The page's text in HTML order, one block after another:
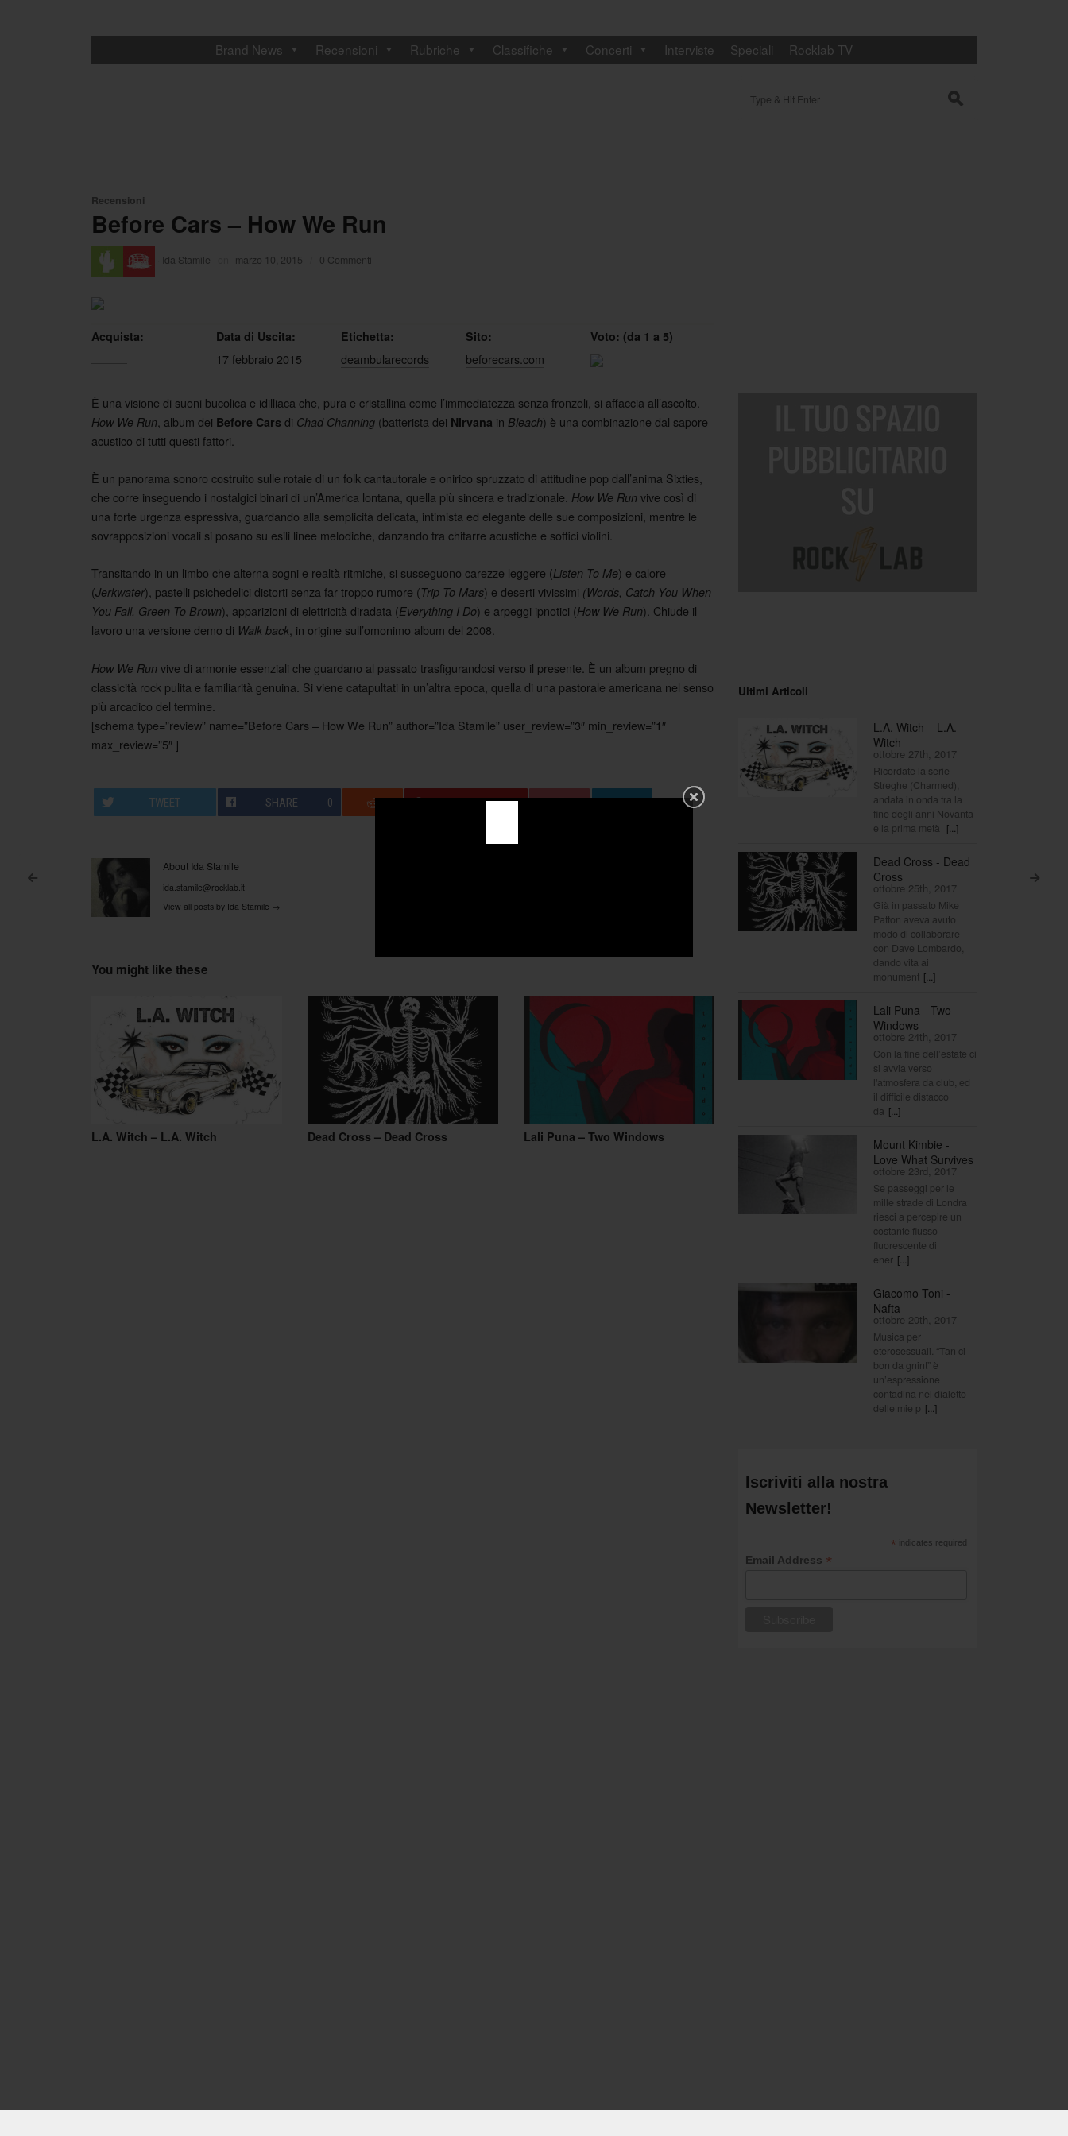
Brand News Recensioni Rubriche Classifiche Concerti Interviste Speciali Rocklab TV
Post navigation
< >
Recensioni
Before Cars – How We Run
Ida Stamile marzo 10, 2015 0 Commenti
Acquista: Data di Uscita: Etichetta: Sito: Voto: (da 1 a 5)
17 febbraio 2015 deambularecords beforecars.com
È una visione di suoni bucolica e idilliaca che, pura e cristallina come l’immediatezza senza fronzoli, si affaccia all’ascolto.
How We Run, album dei Before Cars di Chad Channing (batterista dei Nirvana in Bleach) è una combinazione dal sapore
acustico di tutti questi fattori.
È un panorama sonoro costruito sulle rotaie di un folk cantautorale e onirico spruzzato di attitudine pop dall’anima Sixties,
che corre inseguendo i nostalgici binari di un’America lontana, quella più sincera e tradizionale. How We Run vive così di
una forte urgenza espressiva, guardando alla semplicità delicata, intimista ed elegante delle sue composizioni, mentre le
sovrapposizioni vocali si posano su esili linee melodiche, danzando tra chitarre acustiche e soffici violini.
Transitando in un limbo che alterna sogni e realtà ritmiche, si susseguono carezze leggere (Listen To Me) e calore
(Jerkwater), pastelli psichedelici distorti senza far troppo rumore (Trip To Mars) e deserti vivissimi (Words, Catch You When
You Fall, Green To Brown), apparizioni di elettricità diradata (Everything I Do) e arpeggi ipnotici (How We Run). Chiude il
lavoro una versione demo di Walk back, in origine sull’omonimo album del 2008.
How We Run vive di armonie essenziali che guardano al passato trasfigurandosi verso il presente. È un album pregno di
classicità rock pulita e familiarità genuina. Si viene catapultati in un’altra epoca, quella di una pastorale americana nel senso
più arcadico del termine.
[schema type=”review” name=”Before Cars – How We Run” author=”Ida Stamile” user_review=”3″ min_review=”1″
max_review=”5″ ]
TWEET SHARE 0 +1
About Ida Stamile
ida.stamile@rocklab.it
View all posts by Ida Stamile →
You might like these
L.A. Witch – L.A. Witch Dead Cross – Dead Cross Lali Puna – Two Windows
s
Ultimi Articoli
L.A. Witch – L.A.
Witch
ottobre 27th, 2017
Ricordate la serie
Streghe (Charmed),
andata in onda tra la
fine degli anni Novanta
e la prima metà [...]
Dead Cross - Dead
Cross
ottobre 25th, 2017
Già in passato Mike
Patton aveva avuto
modo di collaborare
con Dave Lombardo,
dando vita ai
monument [...]
Lali Puna - Two
Windows
ottobre 24th, 2017
Con la fine dell’estate ci
si avvia verso
l'atmosfera da club, ed
il difficile distacco
da [...]
Mount Kimbie -
Love What Survives
ottobre 23rd, 2017
Se passeggi per le
mille strade di Londra
riesci a percepire un
costante flusso
fluorescente di
ener [...]
Giacomo Toni -
Nafta
ottobre 20th, 2017
Musica per
eterosessuali. “Tan ci
bon da gnint” è
un’espressione
contadina nel dialetto
delle mie p [...]
Iscriviti alla nostra
Newsletter!
* indicates required
Email Address *